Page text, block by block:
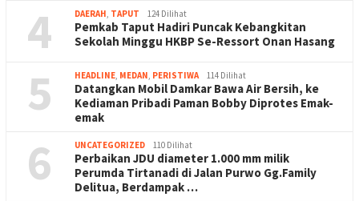
4 DAERAH, TAPUT 124 Dilihat
Pemkab Taput Hadiri Puncak Kebangkitan
Sekolah Minggu HKBP Se-Ressort Onan Hasang
5 HEADLINE, MEDAN, PERISTIWA 114 Dilihat
Datangkan Mobil Damkar Bawa Air Bersih, ke
Kediaman Pribadi Paman Bobby Diprotes Emak-
emak
6 UNCATEGORIZED 110 Dilihat
Perbaikan JDU diameter 1.000 mm milik
Perumda Tirtanadi di Jalan Purwo Gg.Family
Delitua, Berdampak …